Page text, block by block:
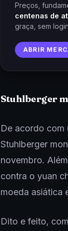
Preços,
centenas de
graça, sem
ABRIR
Stuhlberger
De acordo com
Stuhlberger
novembro.
contra o yuan
moeda asiática
Dito e feito,